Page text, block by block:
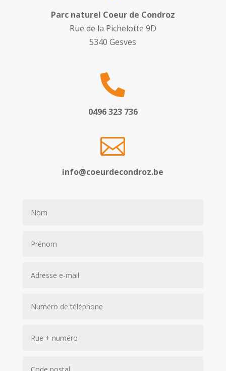
Parc naturel Coeur de Condroz
Rue de la Pichelotte 9D
5340 Gesves

0496 323 736

info@coeurdecondroz.be